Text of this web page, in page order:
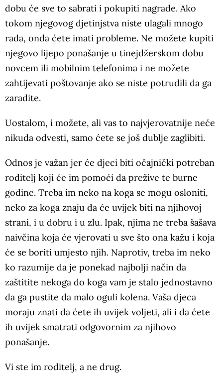
dobu će sve to sabrati i pokupiti nagrade. Ako
tokom njegovog djetinjstva niste ulagali mnogo
rada, onda ćete imati probleme. Ne možete kupiti
njegovo lijepo ponašanje u tinejdžerskom dobu
novcem ili mobilnim telefonima i ne možete
zahtijevati poštovanje ako se niste potrudili da ga
zaradite.
Uostalom, i možete, ali vas to najvjerovatnije neće
nikuda odvesti, samo ćete se još dublje zaglibiti.
Odnos je važan jer će djeci biti očajnički potreban
roditelj koji će im pomoći da prežive te burne
godine. Treba im neko na koga se mogu osloniti,
neko za koga znaju da će uvijek biti na njihovoj
strani, i u dobru i u zlu. Ipak, njima ne treba šašava
naivčina koja će vjerovati u sve što ona kažu i koja
će se boriti umjesto njih. Naprotiv, treba im neko
ko razumije da je ponekad najbolji način da
zaštitite nekoga do koga vam je stalo jednostavno
da ga pustite da malo oguli kolena. Vaša djeca
moraju znati da ćete ih uvijek voljeti, ali i da ćete
ih uvijek smatrati odgovornim za njihovo
ponašanje.
Vi ste im roditelj, a ne drug.